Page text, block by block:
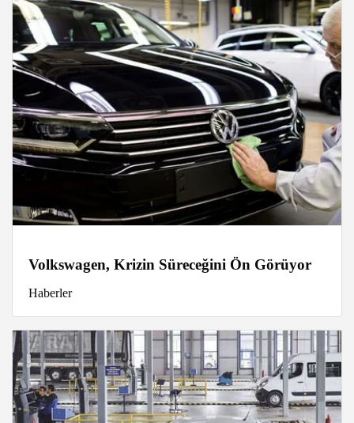
Volkswagen, Krizin Süreceğini Ön Görüyor
Haberler